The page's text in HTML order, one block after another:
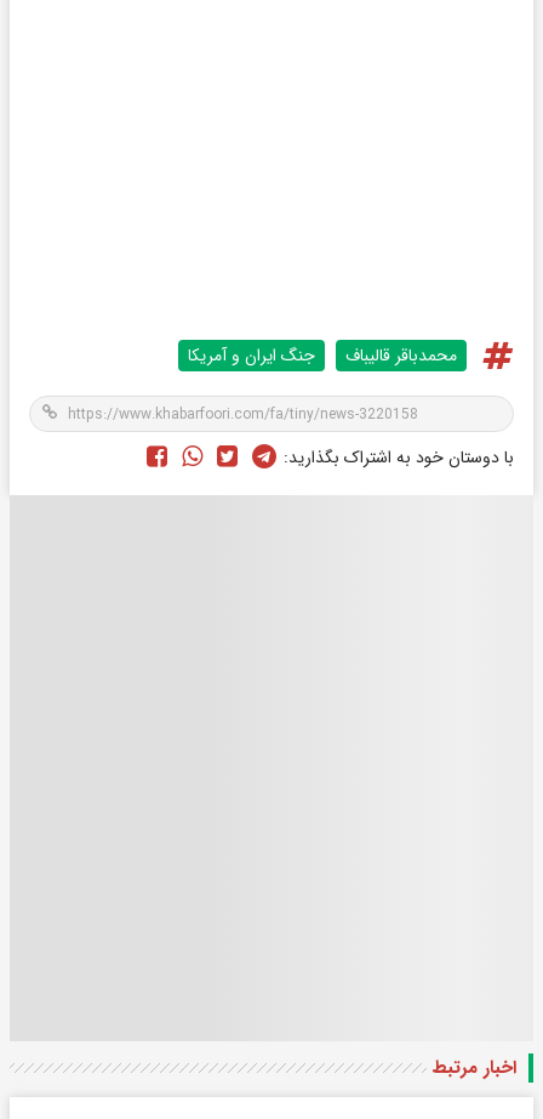
محمدباقر قالیباف جنگ ایران و آمریکا
با دوستان خود به اشتراک بگذارید:
اخبار مرتبط